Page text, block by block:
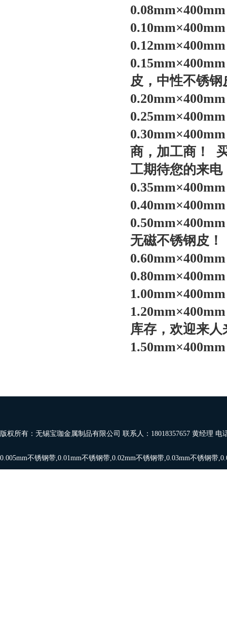
皮，中性不锈钢
商，加工商！
工期待您的来电
无磁不锈钢皮 ！
库存，欢迎来
版权所有：无锡宝珈金属制品有限公司 联系人：18018357657 黄经理
0.005mm不锈钢带,0.01mm不锈钢带,0.02mm不锈钢带,0.03mm不锈钢带,